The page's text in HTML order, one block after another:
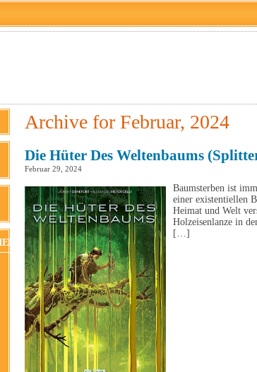
Archive for Februar, 2024
Die Hüter Des Weltenbaums
Februar 29, 2024
Baumsterben ist
einer existentiellen
Heimat und Welt
Holzeisenlanze in
[…]